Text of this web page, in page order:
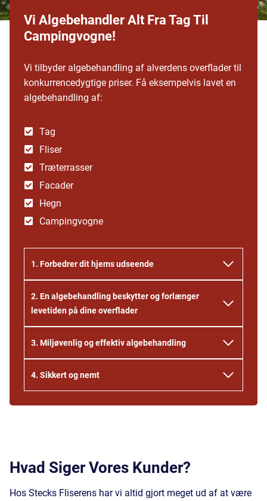
Vi Algebehandler Alt Fra Tag Til
Campingvogne!
Vi tilbyder algebehandling af alverdens overflader til
konkurrencedygtige priser. Få eksempelvis lavet en
algebehandling af:
Tag
Fliser
Træterrasser
Facader
Hegn
Campingvogne
1. Forbedrer dit hjems udseende
2. En algebehandling beskytter og forlænger
levetiden på dine overflader
3. Miljøvenlig og effektiv algebehandling
4. Sikkert og nemt
Hvad Siger Vores Kunder?
Hos Stecks Fliserens har vi altid gjort meget ud af at være